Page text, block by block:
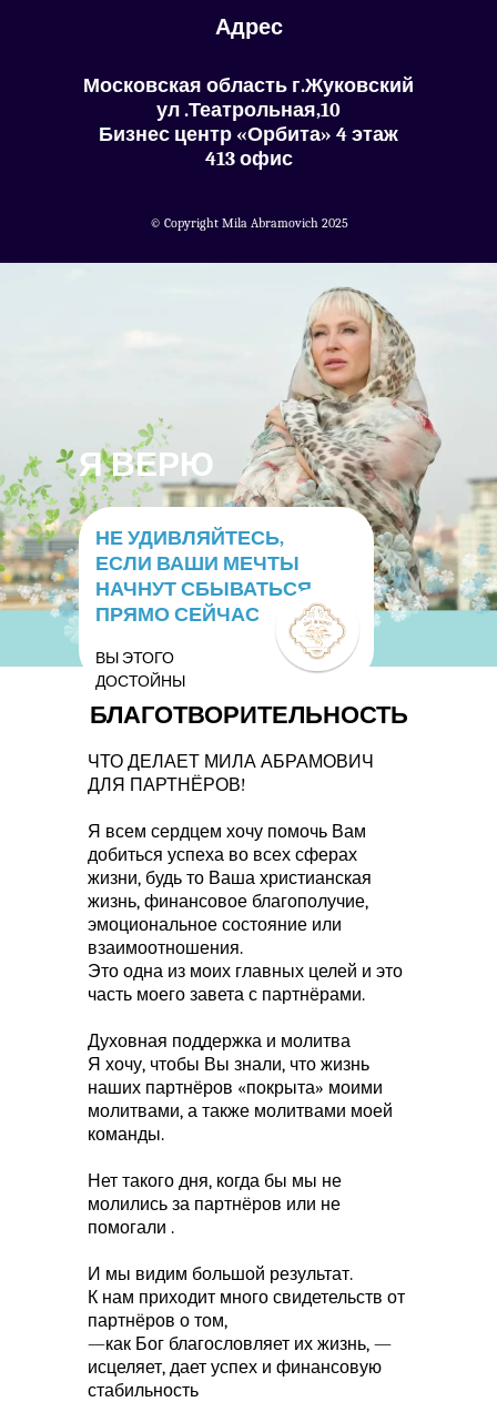
©️ Copyright Mila Abramovich 2025
Адрес
Московская область г.Жуковский
ул .Театрольная,10
Бизнес центр «Орбита» 4 этаж
413 офис
НЕ УДИВЛЯЙТЕСЬ,
ЕСЛИ ВАШИ МЕЧТЫ
НАЧНУТ СБЫВАТЬСЯ
ПРЯМО СЕЙЧАС
ВЫ ЭТОГО
ДОСТОЙНЫ
Я ВЕРЮ
БЛАГОТВОРИТЕЛЬНОСТЬ
ЧТО ДЕЛАЕТ МИЛА АБРАМОВИЧ
ДЛЯ ПАРТНЁРОВ!
Я всем сердцем хочу помочь Вам
добиться успеха во всех сферах
жизни, будь то Ваша христианская
жизнь, финансовое благополучие,
эмоциональное состояние или
взаимоотношения.
Это одна из моих главных целей и это
часть моего завета с партнёрами.
Духовная поддержка и молитва
Я хочу, чтобы Вы знали, что жизнь
наших партнёров «покрыта» моими
молитвами, а также молитвами моей
команды.
Нет такого дня, когда бы мы не
молились за партнёров или не
помогали .
И мы видим большой результат.
К нам приходит много свидетельств от
партнёров о том,
—как Бог благословляет их жизнь, —
исцеляет, дает успех и финансовую
стабильность